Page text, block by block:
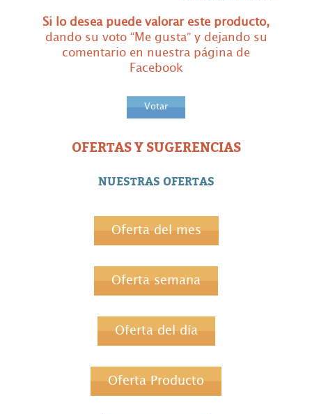
Si lo desea puede valorar este producto,
dando su voto “Me gusta” y dejando su
comentario en nuestra página de
Facebook
Votar
OFERTAS Y SUGERENCIAS
NUESTRAS OFERTAS
Oferta del mes
Oferta semana
Oferta del día
Oferta Producto